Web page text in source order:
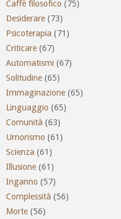
Caffè filosofico (75)
Desiderare (73)
Psicoterapia (71)
Criticare (67)
Automatismi (67)
Solitudine (65)
Immaginazione (65)
Linguaggio (65)
Comunità (63)
Umorismo (61)
Scienza (61)
Illusione (61)
Inganno (57)
Complessità (56)
Morte (56)